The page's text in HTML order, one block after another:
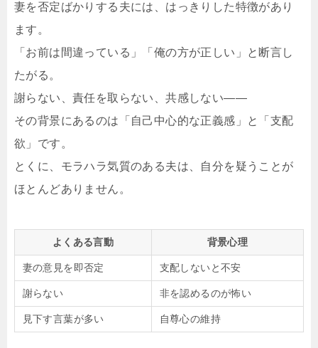
妻を否定ばかりする夫には、はっきりした特徴があり
ます。
「お前は間違っている」「俺の方が正しい」と断言し
たがる。
謝らない、責任を取らない、共感しない――
その背景にあるのは「自己中心的な正義感」と「支配
欲」です。
とくに、モラハラ気質のある夫は、自分を疑うことが
ほとんどありません。
よくある言動 背景心理
妻の意見を即否定 支配しないと不安
謝らない 非を認めるのが怖い
見下す言葉が多い 自尊心の維持